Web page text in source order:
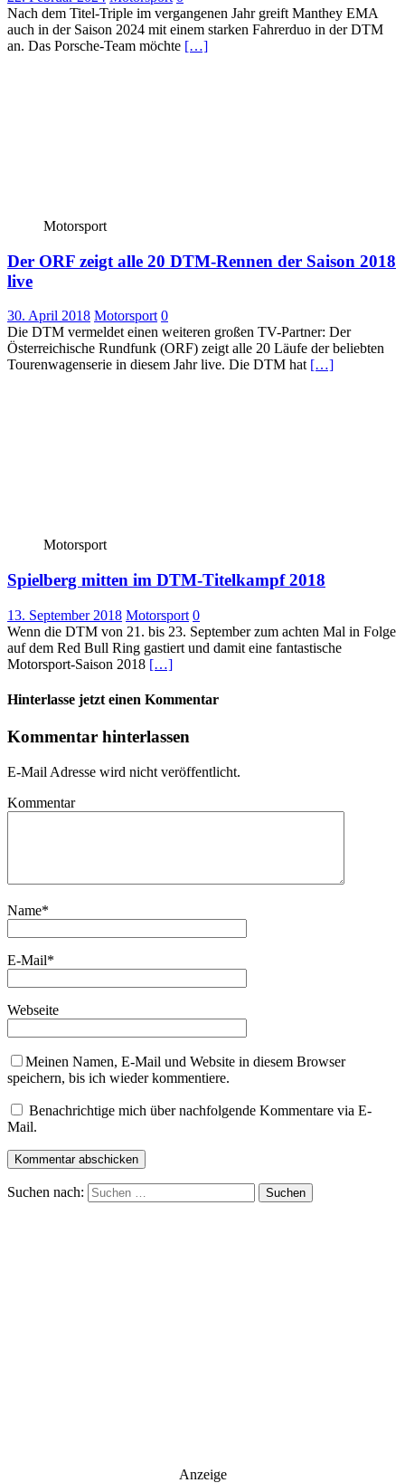
Nach dem Titel-Triple im vergangenen Jahr greift Manthey EMA
auch in der Saison 2024 mit einem starken Fahrerduo in der DTM
an. Das Porsche-Team möchte […]
Motorsport
Der ORF zeigt alle 20 DTM-Rennen der Saison 2018
live
30. April 2018 Motorsport 0
Die DTM vermeldet einen weiteren großen TV-Partner: Der
Österreichische Rundfunk (ORF) zeigt alle 20 Läufe der beliebten
Tourenwagenserie in diesem Jahr live. Die DTM hat […]
Motorsport
Spielberg mitten im DTM-Titelkampf 2018
13. September 2018 Motorsport 0
Wenn die DTM von 21. bis 23. September zum achten Mal in Folge
auf dem Red Bull Ring gastiert und damit eine fantastische
Motorsport-Saison 2018 […]
Hinterlasse jetzt einen Kommentar
Kommentar hinterlassen
E-Mail Adresse wird nicht veröffentlicht.
Kommentar
Name*
E-Mail*
Webseite
Meinen Namen, E-Mail und Website in diesem Browser
speichern, bis ich wieder kommentiere.
Benachrichtige mich über nachfolgende Kommentare via E-
Mail.
Suchen nach:
Anzeige